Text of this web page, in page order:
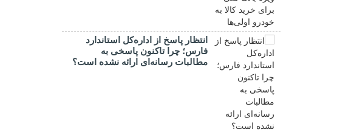
انتظار پاسخ از اداره‌کل استاندارد
فارس؛ چرا تاکنون پاسخی به
مطالبات رسانه‌ای ارائه نشده است؟